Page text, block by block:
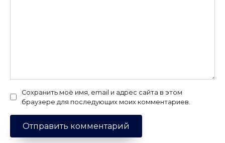
Сохранить моё имя, email и адрес сайта в этом
браузере для последующих моих комментариев.